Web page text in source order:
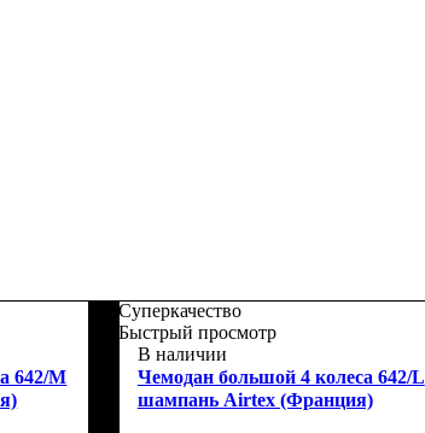
642/M
Суперкачество
Быстрый просмотр
В наличии
Чемодан большой 4 колеса 642/L
шампань Airtex (Франция)